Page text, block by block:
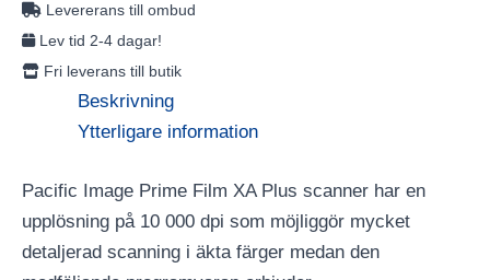
Levererans till ombud
Lev tid 2-4 dagar!
Fri leverans till butik
Beskrivning
Ytterligare information
Pacific Image Prime Film XA Plus scanner har en
upplösning på 10 000 dpi som möjliggör mycket
detaljerad scanning i äkta färger medan den